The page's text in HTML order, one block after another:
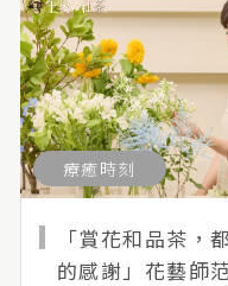
療癒時刻
「賞花和品茶，
的感謝」花藝師